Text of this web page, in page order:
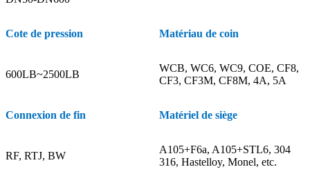
Cote de pression Matériau de coin
600LB~2500LB
WCB, WC6, WC9, COE, CF8,
CF3, CF3M, CF8M, 4A, 5A
Connexion de fin Matériel de siège
RF, RTJ, BW
A105+F6a, A105+STL6, 304
316, Hastelloy, Monel, etc.